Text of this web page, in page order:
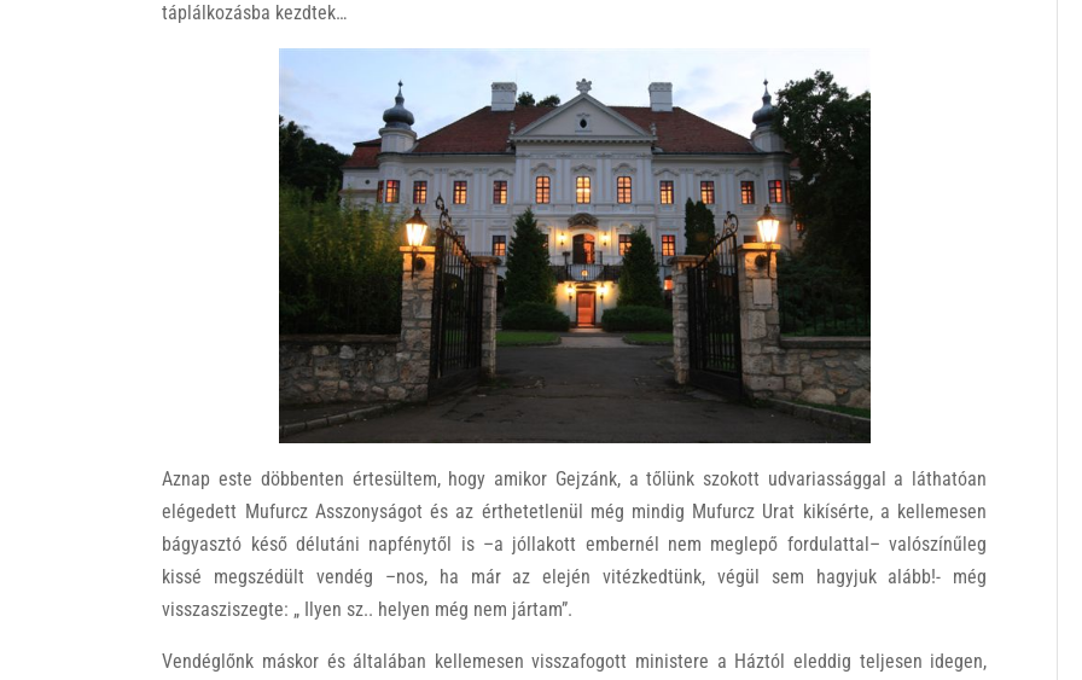
táplálkozásba kezdtek…
Aznap este döbbenten értesültem, hogy amikor Gejzánk, a tőlünk szokott udvariassággal a láthatóan
elégedett Mufurcz Asszonyságot és az érthetetlenül még mindig Mufurcz Urat kikísérte, a kellemesen
bágyasztó késő délutáni napfénytől is –a jóllakott embernél nem meglepő fordulattal– valószínűleg
kissé megszédült vendég –nos, ha már az elején vitézkedtünk, végül sem hagyjuk alább!- még
visszasziszegte: „ Ilyen sz.. helyen még nem jártam”.
Vendéglőnk máskor és általában kellemesen visszafogott ministere a Háztól eleddig teljesen idegen,